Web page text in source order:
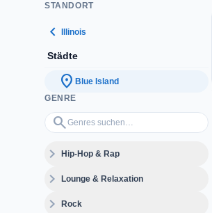
STANDORT
chevron_left Illinois
Städte
location_on Blue Island
GENRE
search
Genres suchen…
expand_moreHip-Hop & Rap
expand_moreLounge & Relaxation
expand_moreRock